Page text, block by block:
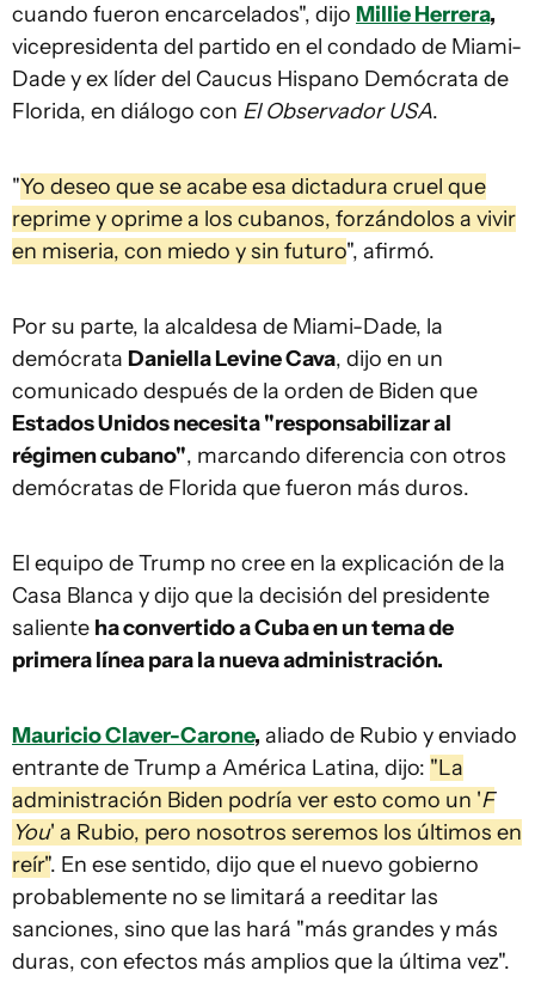
cuando fueron encarcelados", dijo Millie Herrera,
vicepresidenta del partido en el condado de Miami-
Dade y ex líder del Caucus Hispano Demócrata de
Florida, en diálogo con El Observador USA.
"Yo deseo que se acabe esa dictadura cruel que
reprime y oprime a los cubanos, forzándolos a vivir
en miseria, con miedo y sin futuro", afirmó.
Por su parte, la alcaldesa de Miami-Dade, la
demócrata Daniella Levine Cava, dijo en un
comunicado después de la orden de Biden que
Estados Unidos necesita "responsabilizar al
régimen cubano", marcando diferencia con otros
demócratas de Florida que fueron más duros.
El equipo de Trump no cree en la explicación de la
Casa Blanca y dijo que la decisión del presidente
saliente ha convertido a Cuba en un tema de
primera línea para la nueva administración.
Mauricio Claver-Carone, aliado de Rubio y enviado
entrante de Trump a América Latina, dijo: "La
administración Biden podría ver esto como un 'F
You' a Rubio, pero nosotros seremos los últimos en
reír". En ese sentido, dijo que el nuevo gobierno
probablemente no se limitará a reeditar las
sanciones, sino que las hará "más grandes y más
duras, con efectos más amplios que la última vez".